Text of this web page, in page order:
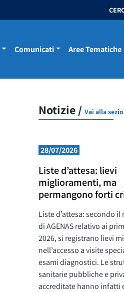
Comunicati Aree Tematiche
Notizie / Vai alla
28/07/2026
Liste d’attesa: lievi
miglioramenti, ma
permangono forti
Liste d’attesa: secondo
di AGENAS relativo ai
2026, si registrano lievi
nell’accesso a visite
esami diagnostici. Le
sanitarie pubbliche e
accreditate hanno infatti